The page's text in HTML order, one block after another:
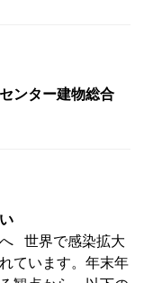
ンター建物総合
世界で感染拡大
ています。年末年